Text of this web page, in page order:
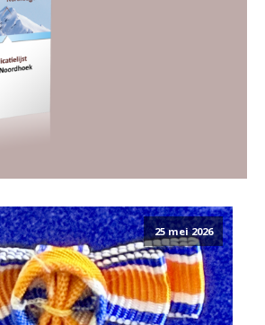
25 mei 2026